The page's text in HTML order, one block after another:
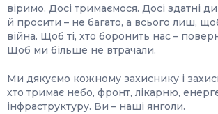
віримо. Досі тримаємося. Досі здатні
й просити – не багато, а всього лиш,
війна. Щоб ті, хто боронить нас –
Щоб ми більше не втрачали.
Ми дякуємо кожному захиснику і
хто тримає небо, фронт, лікарню,
інфраструктуру. Ви – наші янголи.